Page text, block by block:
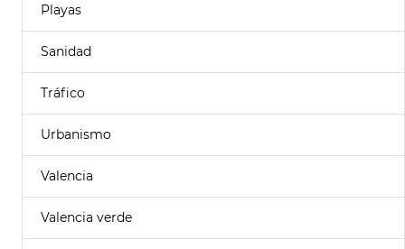
Playas
Sanidad
Tráfico
Urbanismo
Valencia
Valencia verde